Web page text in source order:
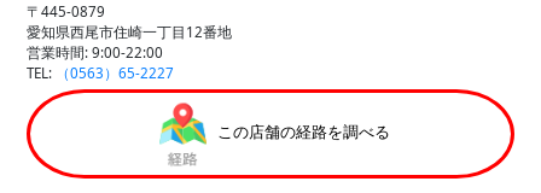
〒445-0879
愛知県西尾市住崎一丁目12番地
営業時間: 9:00-22:00
TEL:
（0563）65-2227
この店舗の経路を調べる